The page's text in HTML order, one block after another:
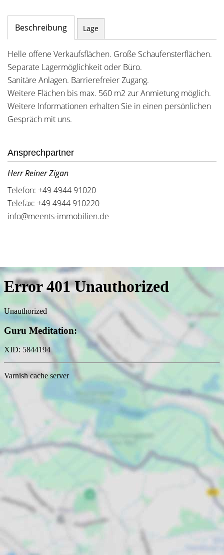
Beschreibung Lage
Helle offene Verkaufsflächen. Große Schaufensterflächen.
Separate Lagermöglichkeit oder Büro.
Sanitäre Anlagen. Barrierefreier Zugang.
Weitere Flächen bis max. 560 m2 zur Anmietung möglich.
Weitere Informationen erhalten Sie in einen persönlichen
Gespräch mit uns.
Ansprechpartner
Herr Reiner Zigan
Telefon: +49 4944 91020
Telefax: +49 4944 910220
info@meents-immobilien.de